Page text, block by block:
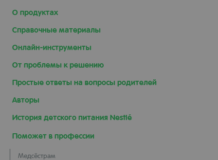
О продуктах
Справочные материалы
Онлайн-инструменты
От проблемы к решению
Простые ответы на вопросы родителей
Авторы
История детского питания Nestlé
Поможет в профессии
Медсёстрам